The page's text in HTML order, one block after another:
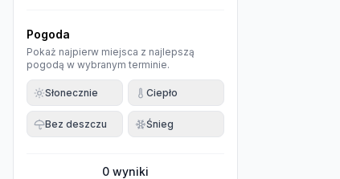
Pogoda
Pokaż najpierw miejsca z najlepszą
pogodą w wybranym terminie.
Słonecznie Ciepło
Bez deszczu Śnieg
0 wyniki